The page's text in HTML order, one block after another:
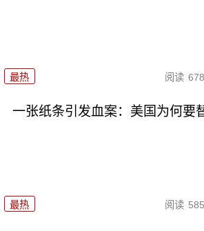
最热 阅读
一张纸条引发血案：美国为何要替
最热 阅读